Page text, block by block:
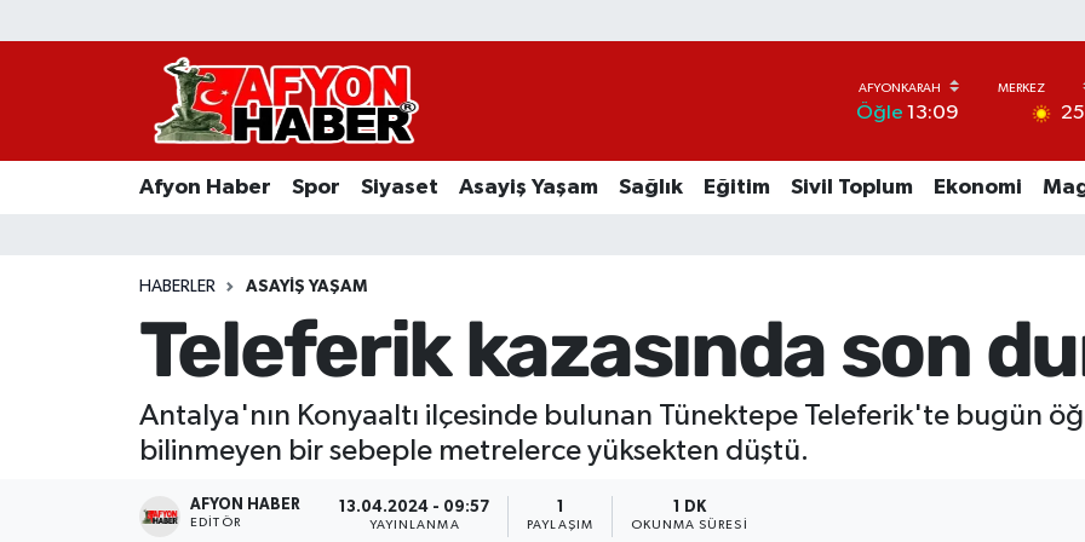
Öğle 13:09 25
Afyon Haber Spor Siyaset Asayiş Yaşam Sağlık Eğitim Sivil Toplum Ekonomi
HABERLER ASAYIŞ YAŞAM
Teleferik kazasında son
Antalya'nın Konyaaltı ilçesinde bulunan Tünektepe Teleferik'te bugün
bilinmeyen bir sebeple metrelerce yüksekten düştü.
AFYON HABER
EDITÖR
13.04.2024 - 09:57
YAYINLANMA PAYLAŞIM
1 DK
OKUNMA SÜRESI
Afyon Haber
Asayiş Yaşam
Sivil Toplum
Ekonomi